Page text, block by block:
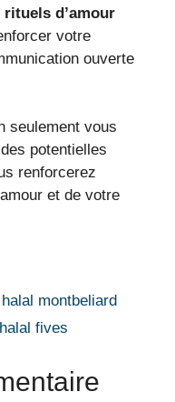
rituels d’amour
votre
ouverte
seulement vous
potentielles
renforcerez
et de votre
montbeliard
fives